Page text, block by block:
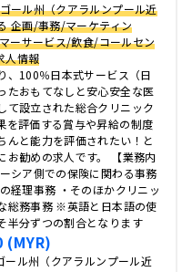
ール州（クアラルンプール近
企画/事務/マーケティン
ーサービス/飲食/コールセン
人情報
、100％日本式サービス（日
たおもてなしと安心安全な医
て設立された総合クリニック
を評価する賞与や昇給の制度
んと能力を評価されたい！と
お勧めの求人です。 【業務内
シア側での保険に関わる事務
経理事務 ・そのほかクリニッ
総務事務 ※英語と日本語の使
半分ずつの割合となります
ール州（クアラルンプール近